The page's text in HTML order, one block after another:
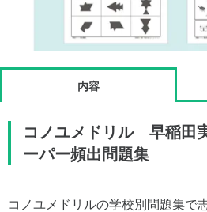
内容
コノユメドリル 早稲田
ーパー頻出問題集
コノユメドリルの学校別問題集で